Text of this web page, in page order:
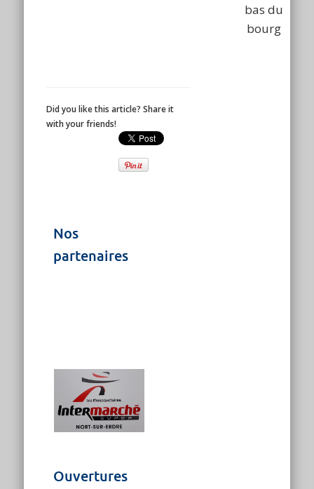
bas du
bourg
Did you like this article? Share it
with your friends!
Nos
partenaires
Ouvertures